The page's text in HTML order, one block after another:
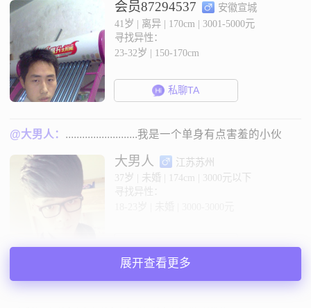
会员87294537
安徽宣城
41岁 | 离异 | 170cm | 3001-5000元
寻找异性：
23-32岁 | 150-170cm
私聊TA
@大男人： ..........................我是一个单身有点害羞的小伙
大男人
江苏苏州
37岁 | 未婚 | 174cm | 3000元以下
私聊TA
@来兵：转眼之间我已经26了 朋友们都已经结婚成家了 而
展开查看更多